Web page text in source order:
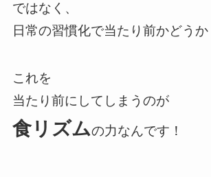
ではなく、
日常の習慣化で当たり前かどうか
これを
当たり前にしてしまうのが
食リズムの力なんです！